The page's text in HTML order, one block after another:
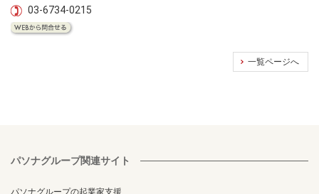
03-6734-0215
一覧ページへ
パソナグループ関連サイト
パソナグループの起業家支援